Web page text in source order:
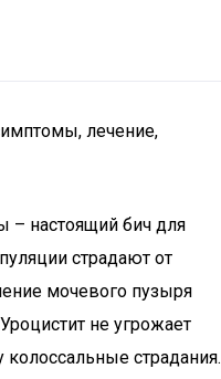
лечение,
настоящий бич для
страдают от
мочевого пузыря
не угрожает
страдания.